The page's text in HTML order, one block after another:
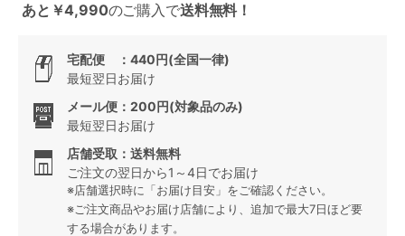
あと￥4,990のご購入で送料無料！
宅配便 ：440円(全国一律)
最短翌日お届け
メール便：200円(対象品のみ)
最短翌日お届け
店舗受取：送料無料
ご注文の翌日から1～4日でお届け
※店舗選択時に「お届け目安」をご確認ください。
※ご注文商品やお届け店舗により、追加で最大7日ほど要
する場合があります。